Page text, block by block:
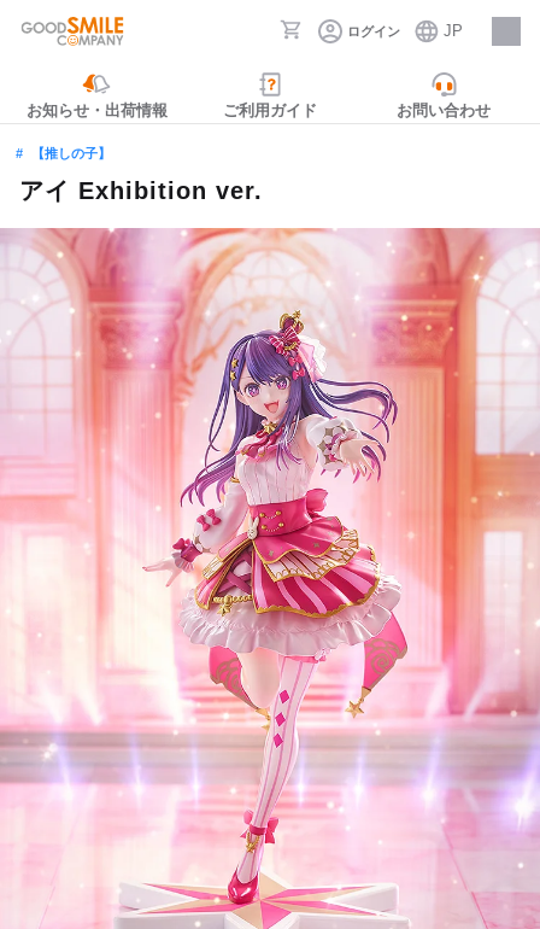
ログイン JP
採用情報
お知らせ・出荷情報 ご利用ガイド お問い合わせ
【推しの子】
アイ Exhibition ver.